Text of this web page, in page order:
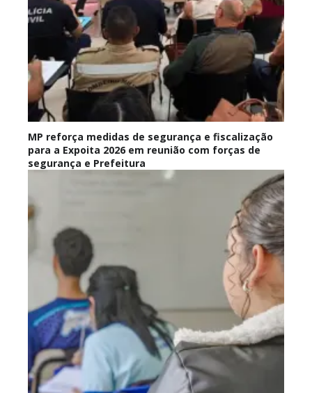
MP reforça medidas de segurança e fiscalização
para a Expoita 2026 em reunião com forças de
segurança e Prefeitura